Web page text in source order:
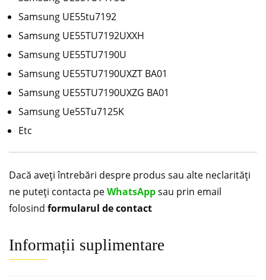
Samsung UE55tu7192
Samsung UE55TU7192UXXH
Samsung UE55TU7190U
Samsung UE55TU7190UXZT BA01
Samsung UE55TU7190UXZG BA01
Samsung Ue55Tu7125K
Etc
Dacă aveți întrebări despre produs sau alte neclarități
ne puteți contacta peWhatsAppsau prin email
folosind formularul de contact
Informații suplimentare